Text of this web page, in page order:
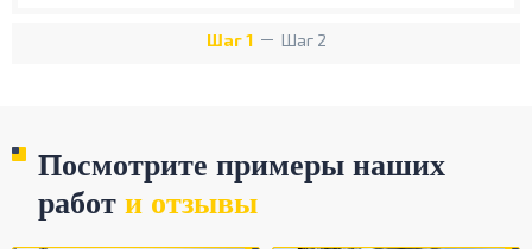
Шаг 1 Шаг 2
Посмотрите примеры наших
работ и отзывы